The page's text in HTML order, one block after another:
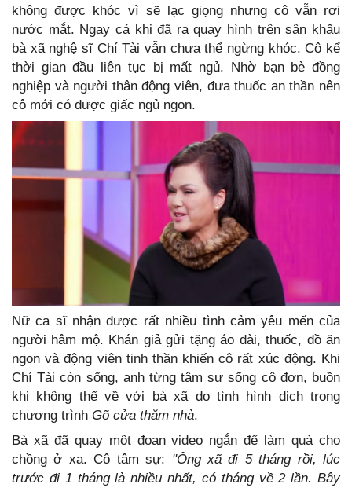
không được khóc vì sẽ lạc giọng nhưng cô vẫn rơi
nước mắt. Ngay cả khi đã ra quay hình trên sân khấu
bà xã nghệ sĩ Chí Tài vẫn chưa thể ngừng khóc. Cô kể
thời gian đầu liên tục bị mất ngủ. Nhờ bạn bè đồng
nghiệp và người thân động viên, đưa thuốc an thần nên
cô mới có được giấc ngủ ngon.
Nữ ca sĩ nhận được rất nhiều tình cảm yêu mến của
người hâm mộ. Khán giả gửi tặng áo dài, thuốc, đồ ăn
ngon và động viên tinh thần khiến cô rất xúc động. Khi
Chí Tài còn sống, anh từng tâm sự sống cô đơn, buồn
khi không thể về với bà xã do tình hình dịch trong
chương trình Gõ cửa thăm nhà.
Bà xã đã quay một đoạn video ngắn để làm quà cho
chồng ở xa. Cô tâm sự: "Ông xã đi 5 tháng rồi, lúc
trước đi 1 tháng là nhiều nhất, có tháng về 2 lần. Bây